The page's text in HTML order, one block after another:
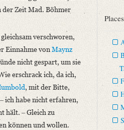
der Zeit Mad. Böhmer
verschworen,
Einnahme vonMaynz
nicht gespart, um sie
erschrack ich, da ich,
, mit der Bitte,
ich habe nicht erfahren,
hält. ‒ Gleich zu
können und wollen.
Places